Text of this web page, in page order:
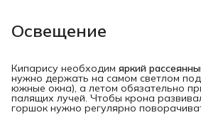
Освещение
Кипарису необходим яркий
нужно держать на самом светлом
южные окна), а летом обязательно
палящих лучей. Чтобы крона
горшок нужно регулярно